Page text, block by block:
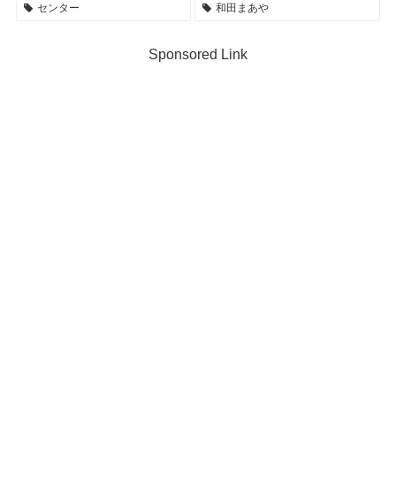
センター 和田まあや
Sponsored Link